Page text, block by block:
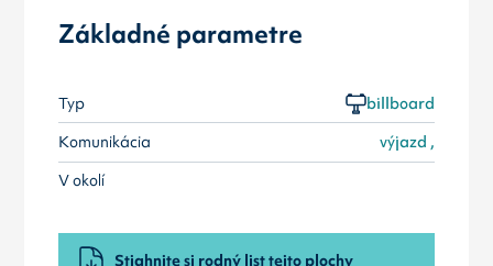
Základné parametre
Typ
billboard
Komunikácia
výjazd ,
V okolí
Stiahnite si rodný list tejto plochy